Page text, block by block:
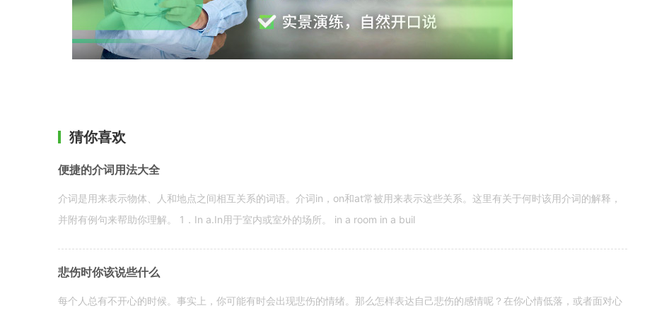
猜你喜欢
便捷的介词用法大全
介词是用来表示物体、人和地点之间相互关系的词语。介词in，on和at常被用来表示这些关系。这里有关于何时该用介词的解释，
并附有例句来帮助你理解。 1．In a.In用于室内或室外的场所。 in a room in a buil
悲伤时你该说些什么
每个人总有不开心的时候。事实上，你可能有时会出现悲伤的情绪。那么怎样表达自己悲伤的感情呢？在你心情低落，或者面对心